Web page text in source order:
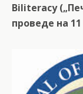
Biliteracy
проведе на